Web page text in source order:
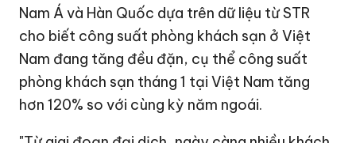
Nam Á và Hàn Quốc dựa trên dữ liệu từ STR
cho biết công suất phòng khách sạn ở Việt
Nam đang tăng đều đặn, cụ thể công suất
phòng khách sạn tháng 1 tại Việt Nam tăng
hơn 120% so với cùng kỳ năm ngoái.